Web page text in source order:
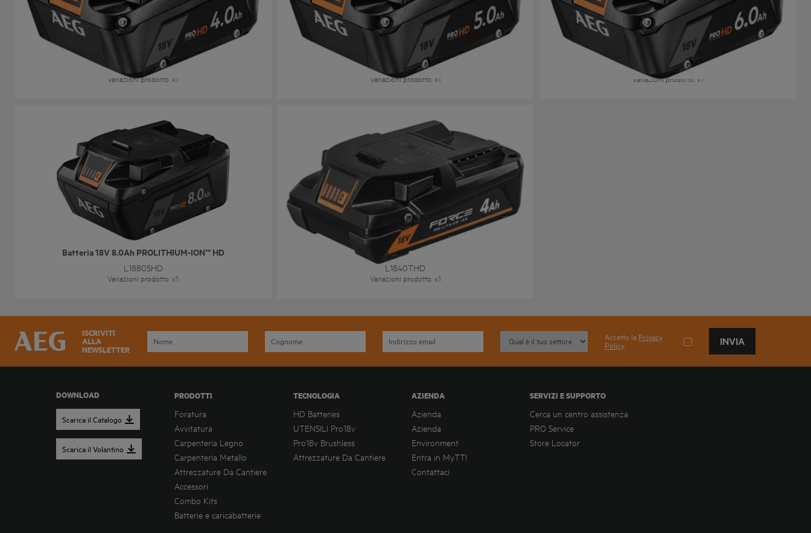
Batteria 18V 4.0 AH PROLITHIUM-ION™ HD
L1840SHD
Variazioni prodotto: x1
Batteria 18V 5.0 AH PROLITHIUM-ION™ HD
L1850SHD
Variazioni prodotto: x1
Batteria 18V 6.0 AH PROLITHIUM-ION™ HD
L1860SHD
Variazioni prodotto : x1
Batteria 18V 8.0Ah PROLITHIUM-ION™ HD
L1880SHD
Variazioni prodotto: x1
L1840THD
Variazioni prodotto: x1
ISCRIVITI
ALLA
NEWSLETTER
Accetto la Privacy
Policy
INVIA
DOWNLOAD
Scarica il Catalogo
Scarica il Volantino
PRODOTTI
Foratura
Avvitatura
Carpenteria Legno
Carpenteria Metallo
Attrezzature Da Cantiere
Accessori
Combo Kits
Batterie e caricabatterie
TECNOLOGIA
HD Batteries
UTENSILI Pro18v
Pro18v Brushless
Attrezzature Da Cantiere
AZIENDA
Azienda
Azienda
Environment
Entra in MyTTI
Contattaci
SERVIZI E SUPPORTO
Cerca un centro assistenza
PRO Service
Store Locator